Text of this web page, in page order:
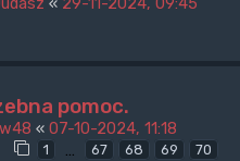
pomoc.
« 07-10-2024, 11:18
1 … 67 68 69 70